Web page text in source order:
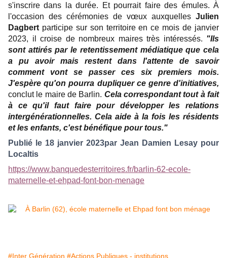
s'inscrire dans la durée. Et pourrait faire des émules. À
l'occasion des cérémonies de vœux auxquelles Julien
Dagbert participe sur son territoire en ce mois de janvier
2023, il croise de nombreux maires très intéressés. "Ils
sont attirés par le retentissement médiatique que cela
a pu avoir mais restent dans l'attente de savoir
comment vont se passer ces six premiers mois.
J'espère qu'on pourra dupliquer ce genre d'initiatives,
conclut le maire de Barlin. Cela correspondant tout à fait
à ce qu'il faut faire pour développer les relations
intergénérationnelles. Cela aide à la fois les résidents
et les enfants, c'est bénéfique pour tous."
Publié le 18 janvier 2023par Jean Damien Lesay pour
Localtis
https://www.banquedesterritoires.fr/barlin-62-ecole-
maternelle-et-ehpad-font-bon-menage
#Inter Génération #Actions Publiques - institutions